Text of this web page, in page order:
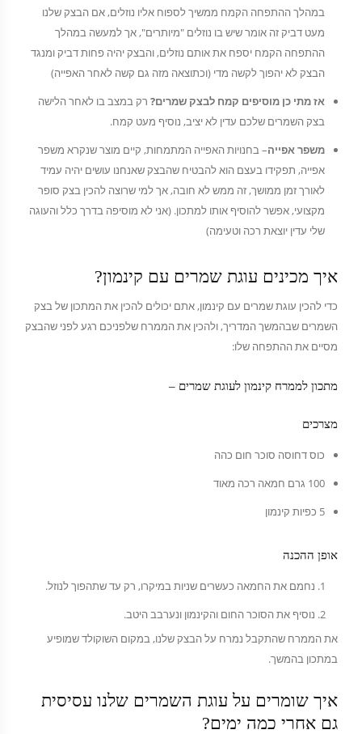
במהלך ההתפחה הקמח ממשיך לספוח אליו נוזלים, אם הבצק שלנו
מעט דביק זה אומר שיש בו נוזלים "מיותרים", אך למעשה במהלך
ההתפחה הקמח יספח את אותם נוזלים, והבצק יהיה פחות דביק ומנגד
הבצק לא יהפוך לקשה מדי (וכתוצאה מזה גם קשה לאחר האפייה)
אז מתי כן מוסיפים קמח לבצק שמרים? רק במצב בו לאחר הלישה
בצק השמרים שלכם עדין לא יציב, נוסיף מעט קמח.
משפר אפייה– בחנויות האפייה המתמחות, קיים מוצר שנקרא משפר
אפייה, תפקידו בעצם הוא להבטיח שהבצק שאנחנו עושים יהיה עמיד
לאורך זמן ממושך, זה ממש לא חובה, אך למי שרוצה להכין בצק סופר
מקצועי, אפשר להוסיף אותו למתכון. (אני לא מוסיפה בדרך כלל והעוגה
שלי עדין יוצאת רכה וטעימה)
איך מכינים עוגת שמרים עם קינמון?
כדי להכין עוגת שמרים עם קינמון, אתם יכולים להכין את המתכון של בצק
השמרים שבהמשך המדריך, ולהכין את הממרח שלפניכם רגע לפני שהבצק
מסיים את ההתפחה שלו:
מתכון לממרח קינמון לעוגת שמרים –
מצרכים
כוס דחוסה סוכר חום כהה
100 גרם חמאה רכה מאוד
5 כפיות קינמון
אופן ההכנה
נחמם את החמאה כעשרים שניות במיקרו, רק עד שתהפוך לנוזל.
נוסיף את הסוכר החום והקינמון ונערבב היטב.
את הממרח שהתקבל נמרח על הבצק שלנו, במקום השוקולד שמופיע
במתכון בהמשך.
איך שומרים על עוגת השמרים שלנו עסיסית
גם אחרי כמה ימים?